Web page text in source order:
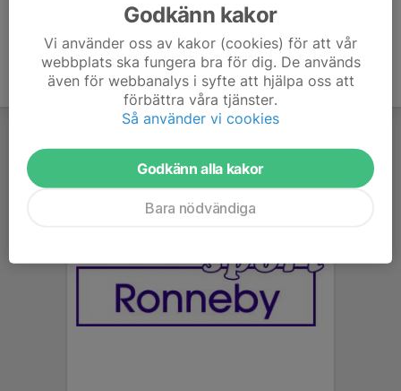
Godkänn kakor
Vi använder oss av kakor (cookies) för att vår
webbplats ska fungera bra för dig. De används
även för webbanalys i syfte att hjälpa oss att
förbättra våra tjänster.
Så använder vi cookies
Godkänn alla kakor
Bara nödvändiga